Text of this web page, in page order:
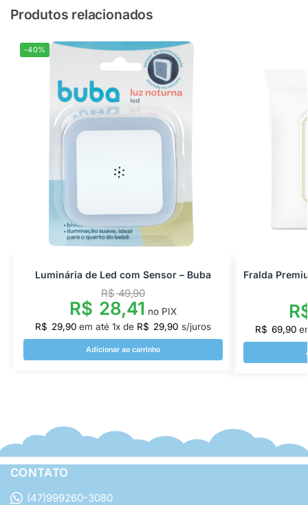
Produtos relacionados
-40%
Luminária de Led com Sensor – Buba
R$49,90
R$ 28,41 no PIX
R$ 29,90 em até 1x de R$ 29,90 s/juros
Adicionar ao carrinho
Fralda
R$ 69,90
CONTATO
(47)999260-3080